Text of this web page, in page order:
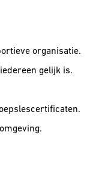
organisatie.
gelijk is.